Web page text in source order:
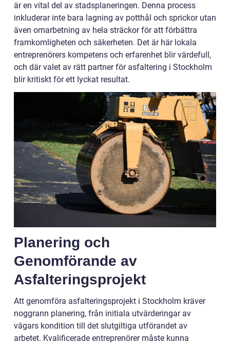
är en vital del av stadsplaneringen. Denna process
inkluderar inte bara lagning av potthål och sprickor utan
även omarbetning av hela sträckor för att förbättra
framkomligheten och säkerheten. Det är här lokala
entreprenörers kompetens och erfarenhet blir värdefull,
och där valet av rätt partner för asfaltering i Stockholm
blir kritiskt för ett lyckat resultat.
Planering och
Genomförande av
Asfalteringsprojekt
Att genomföra asfalteringsprojekt i Stockholm kräver
noggrann planering, från initiala utvärderingar av
vägars kondition till det slutgiltiga utförandet av
arbetet. Kvalificerade entreprenörer måste kunna